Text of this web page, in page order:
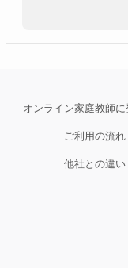
ってお
です。
ところ
オンライン家庭教師に
ご利用の流れ
他社との違い